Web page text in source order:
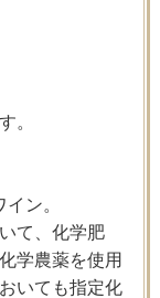
。
ン。
て、化学肥
学農薬を使用
いても指定化